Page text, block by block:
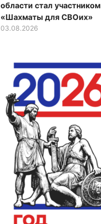
области стал
«Шахматы для СВОих»
03.08.2026